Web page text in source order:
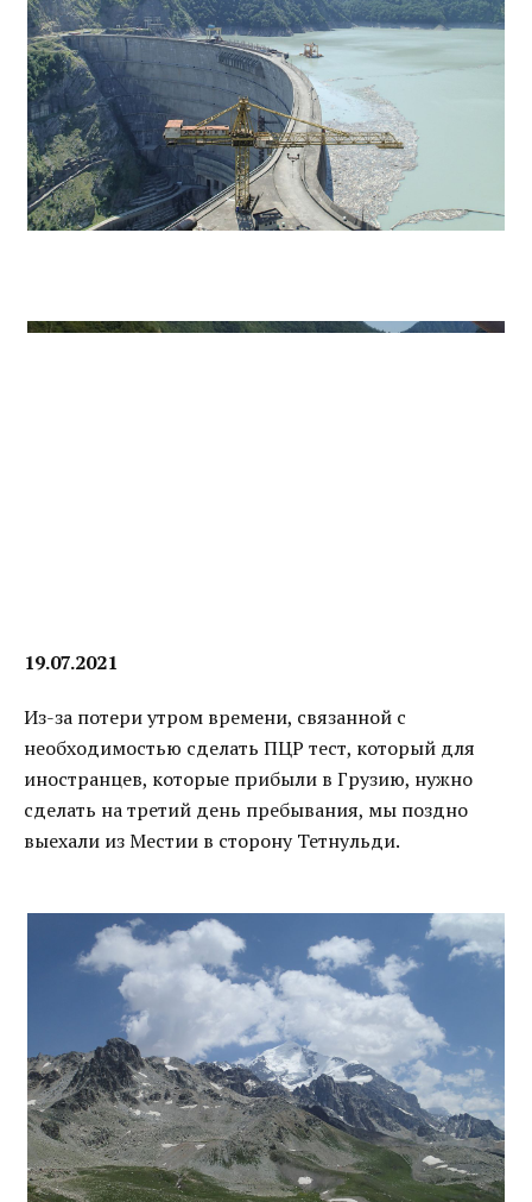
19.07.2021
Из-за потери утром времени, связанной с
необходимостью сделать ПЦР тест, который для
иностранцев, которые прибыли в Грузию, нужно
сделать на третий день пребывания, мы поздно
выехали из Местии в сторону Тетнульди.